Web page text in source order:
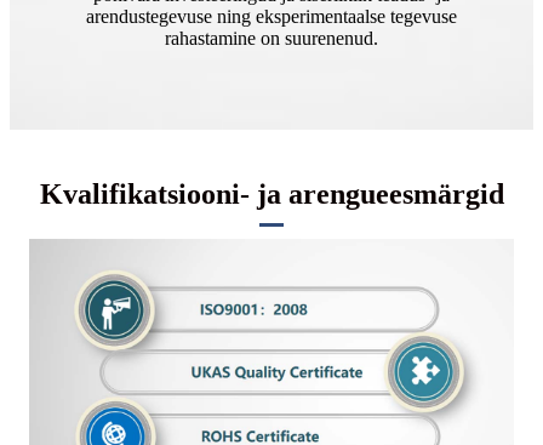
arendustegevuse ning eksperimentaalse tegevuse
rahastamine on suurenenud.
Kvalifikatsiooni- ja arengueesmärgid